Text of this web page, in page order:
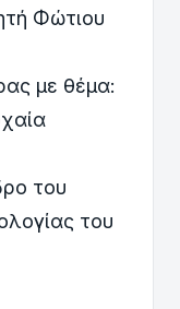
Φώτιου
με θέμα:
του
του